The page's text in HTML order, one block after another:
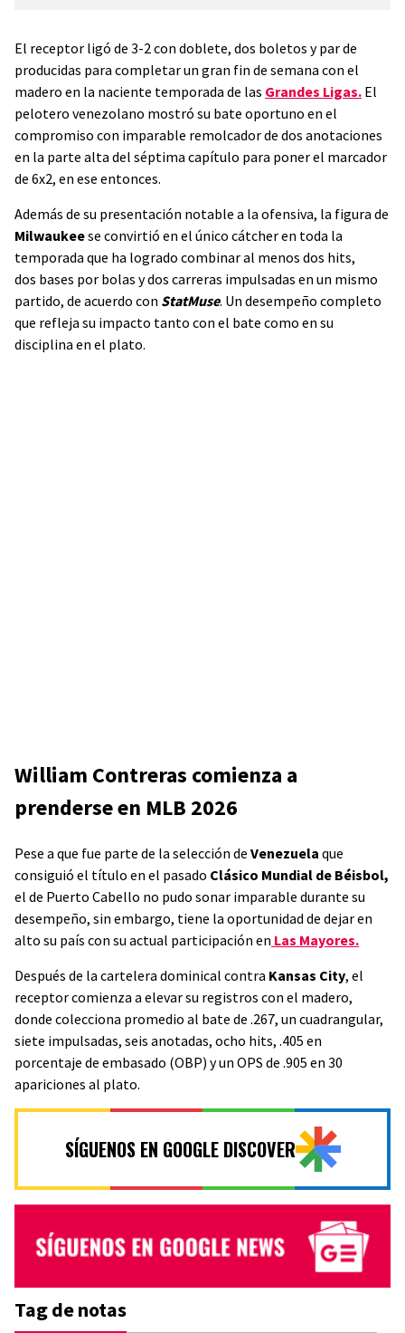
El receptor ligó de 3-2 con doblete, dos boletos y par de
producidas para completar un gran fin de semana con el
madero en la naciente temporada de las Grandes Ligas. El
pelotero venezolano mostró su bate oportuno en el
compromiso con imparable remolcador de dos anotaciones
en la parte alta del séptima capítulo para poner el marcador
de 6x2, en ese entonces.
Además de su presentación notable a la ofensiva, la figura de
Milwaukeese convirtió en el único cátcher en toda la
temporada que ha logrado combinar al menos dos hits,
dos bases por bolas y dos carreras impulsadas en un mismo
partido, de acuerdo con StatMuse. Un desempeño completo
que refleja su impacto tanto con el bate como en su
disciplina en el plato.
William Contreras comienza a
prenderse en MLB 2026
Pese a que fue parte de la selección de Venezuela que
consiguió el título en el pasado Clásico Mundial de Béisbol,
el de Puerto Cabello no pudo sonar imparable durante su
desempeño, sin embargo, tiene la oportunidad de dejar en
alto su país con su actual participación en Las Mayores.
Después de la cartelera dominical contra Kansas City, el
receptor comienza a elevar su registros con el madero,
donde colecciona promedio al bate de .267, un cuadrangular,
siete impulsadas, seis anotadas, ocho hits, .405 en
porcentaje de embasado (OBP) y un OPS de .905 en 30
apariciones al plato.
SÍGUENOS EN GOOGLE DISCOVER
Tag de notas